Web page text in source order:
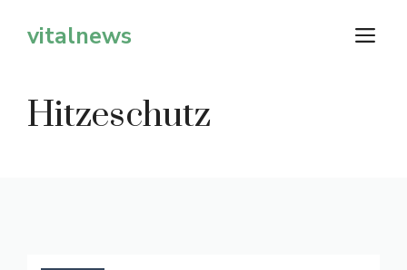
Inhaltvitalnews
Hitzeschutz